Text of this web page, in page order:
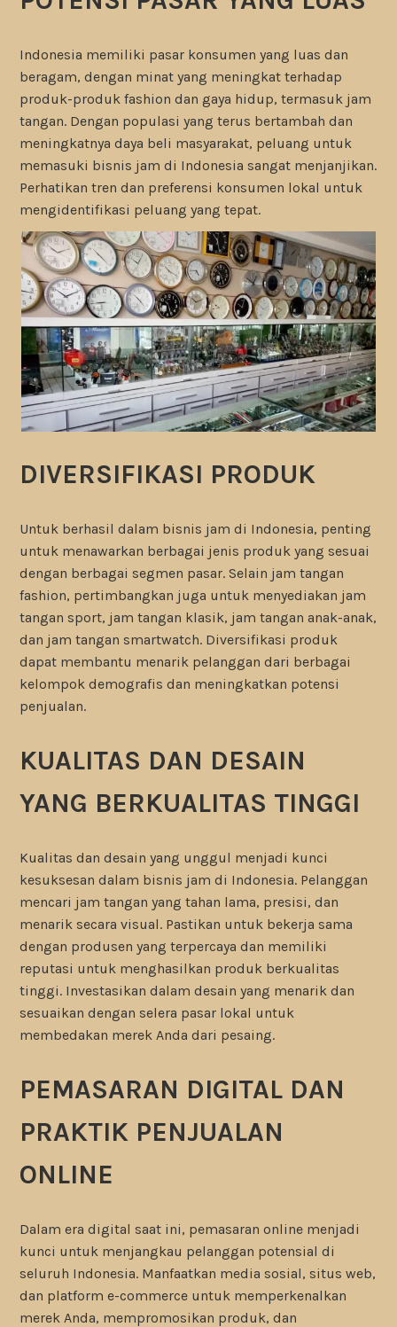
Indonesia memiliki pasar konsumen yang luas dan
beragam, dengan minat yang meningkat terhadap
produk-produk fashion dan gaya hidup, termasuk jam
tangan. Dengan populasi yang terus bertambah dan
meningkatnya daya beli masyarakat, peluang untuk
memasuki bisnis jam di Indonesia sangat menjanjikan.
Perhatikan tren dan preferensi konsumen lokal untuk
mengidentifikasi peluang yang tepat.
DIVERSIFIKASI PRODUK
Untuk berhasil dalam bisnis jam di Indonesia, penting
untuk menawarkan berbagai jenis produk yang sesuai
dengan berbagai segmen pasar. Selain jam tangan
fashion, pertimbangkan juga untuk menyediakan jam
tangan sport, jam tangan klasik, jam tangan anak-anak,
dan jam tangan smartwatch. Diversifikasi produk
dapat membantu menarik pelanggan dari berbagai
kelompok demografis dan meningkatkan potensi
penjualan.
KUALITAS DAN DESAIN
YANG BERKUALITAS TINGGI
Kualitas dan desain yang unggul menjadi kunci
kesuksesan dalam bisnis jam di Indonesia. Pelanggan
mencari jam tangan yang tahan lama, presisi, dan
menarik secara visual. Pastikan untuk bekerja sama
dengan produsen yang terpercaya dan memiliki
reputasi untuk menghasilkan produk berkualitas
tinggi. Investasikan dalam desain yang menarik dan
sesuaikan dengan selera pasar lokal untuk
membedakan merek Anda dari pesaing.
PEMASARAN DIGITAL DAN
PRAKTIK PENJUALAN
ONLINE
Dalam era digital saat ini, pemasaran online menjadi
kunci untuk menjangkau pelanggan potensial di
seluruh Indonesia. Manfaatkan media sosial, situs web,
dan platform e-commerce untuk memperkenalkan
merek Anda, mempromosikan produk, dan